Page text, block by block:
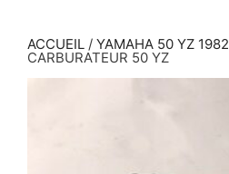
ACCUEIL / YAMAHA 50 YZ 1982
CARBURATEUR 50 YZ